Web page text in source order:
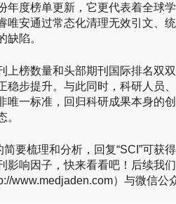
年度榜单更新，它更代表着全球
唯安通过常态化清理无效引文、
缺陷。
上榜数量和头部期刊国际排名双
稳步提升。与此同时，科研人员
唯一标准，回归科研成果本身的
。
要梳理和分析，回复“SCI”可获
影响因子，快来看看吧！后续我
www.medjaden.com）与微信公